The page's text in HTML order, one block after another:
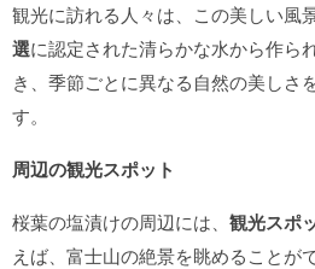
観光に訪れる人々は、この美しい風
選に認定された清らかな水から作ら
き、季節ごとに異なる自然の美しさ
す。
周辺の観光スポット
桜葉の塩漬けの周辺には、 観光スポ
えば、富士山の絶景を眺めることが